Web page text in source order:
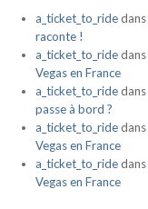
a_ticket_to_ridedans
raconte !
a_ticket_to_ridedans
Vegas en France
a_ticket_to_ridedans
passe à bord ?
a_ticket_to_ridedans
Vegas en France
a_ticket_to_ridedans
Vegas en France